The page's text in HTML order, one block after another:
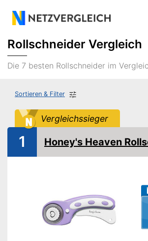
Rollschneider Vergleich
Die 7 besten Rollschneider im
Sortieren & Filter
Vergleichssieger
1 Honey's Heaven